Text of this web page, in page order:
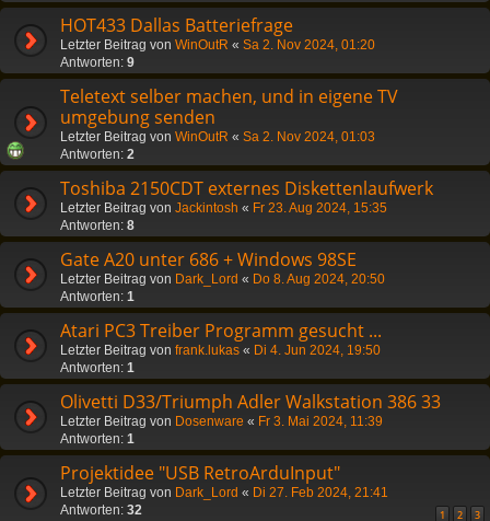
HOT433 Dallas Batteriefrage
Letzter Beitrag von WinOutR « Sa 2. Nov 2024, 01:20
Antworten: 9
Teletext selber machen, und in eigene TV
umgebung senden
Letzter Beitrag von WinOutR « Sa 2. Nov 2024, 01:03
Antworten: 2
Toshiba 2150CDT externes Diskettenlaufwerk
Letzter Beitrag von Jackintosh « Fr 23. Aug 2024, 15:35
Antworten: 8
Gate A20 unter 686 + Windows 98SE
Letzter Beitrag von Dark_Lord « Do 8. Aug 2024, 20:50
Antworten: 1
Atari PC3 Treiber Programm gesucht ...
Letzter Beitrag von frank.lukas « Di 4. Jun 2024, 19:50
Antworten: 1
Olivetti D33/Triumph Adler Walkstation 386 33
Letzter Beitrag von Dosenware « Fr 3. Mai 2024, 11:39
Antworten: 1
Projektidee "USB RetroArduInput"
Letzter Beitrag von Dark_Lord « Di 27. Feb 2024, 21:41
Antworten: 32 1 2 3